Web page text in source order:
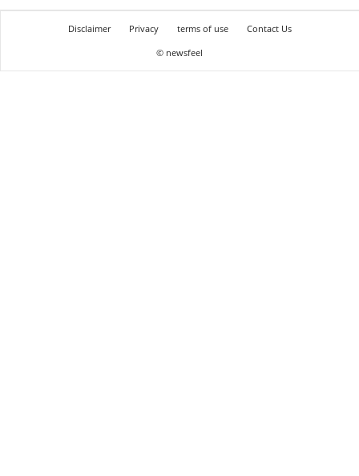
Disclaimer Privacy terms of use
Contact Us
© newsfeel